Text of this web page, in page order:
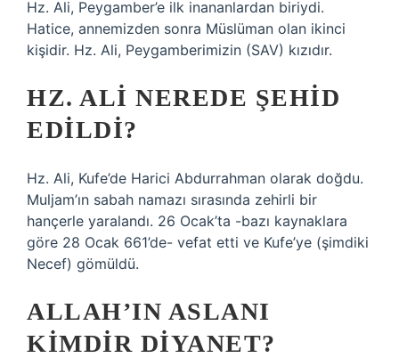
Hz. Ali, Peygamber’e ilk inananlardan biriydi.
Hatice, annemizden sonra Müslüman olan ikinci
kişidir. Hz. Ali, Peygamberimizin (SAV) kızıdır.
HZ. ALI NEREDE ŞEHID
EDILDI?
Hz. Ali, Kufe’de Harici Abdurrahman olarak doğdu.
Muljam’ın sabah namazı sırasında zehirli bir
hançerle yaralandı. 26 Ocak’ta -bazı kaynaklara
göre 28 Ocak 661’de- vefat etti ve Kufe’ye (şimdiki
Necef) gömüldü.
ALLAH’IN ASLANI
KIMDIR DIYANET?